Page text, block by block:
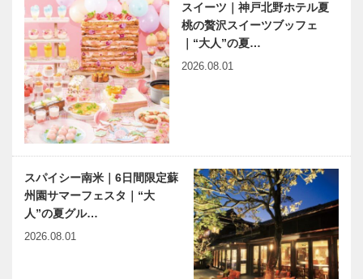
スイーツ｜神戸北野ホテル夏
桃の贅沢スイーツブッフェ
｜“大人”の夏…
2026.08.01
スパイシー南米｜6日間限定蘇
州園サマーフェスタ｜“大
人”の夏グル…
2026.08.01